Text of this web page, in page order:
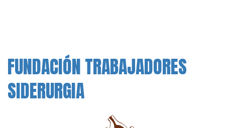
FUNDACIÓN TRABAJADORES
SIDERURGIA